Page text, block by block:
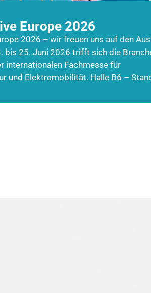
Europe 2026
2026 – wir freuen uns auf den
bis 25. Juni 2026 trifft sich die
internationalen Fachmesse für
und Elektromobilität. Halle B6 –